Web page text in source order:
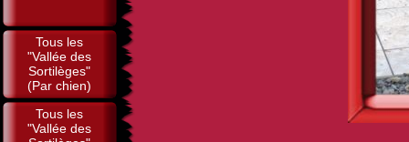
Tous les
"Vallée des
Sortilèges"
(Par chien)
Tous les
"Vallée des